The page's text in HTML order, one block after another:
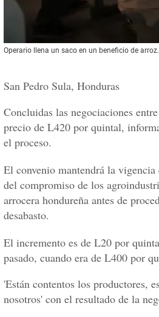
Operario llena un saco en un beneficio de
San Pedro Sula, Honduras
Concluidas las negociaciones
precio de L420 por quintal,
el proceso.
El convenio mantendrá la
del compromiso de los
arrocera hondureña antes de
desabasto.
El incremento es de L20 por
pasado, cuando era de L400 por
'Están contentos los productores,
nosotros' con el resultado de la